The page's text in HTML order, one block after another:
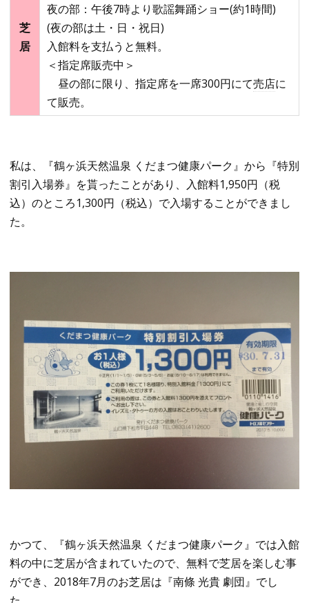
芝
居
夜の部：午後7時より歌謡舞踊ショー(約1時間)
(夜の部は土・日・祝日)
入館料を支払うと無料。
＜指定席販売中＞
昼の部に限り、指定席を一席300円にて売店に
て販売。
私は、『鶴ヶ浜天然温泉 くだまつ健康パーク』から『特別
割引入場券』を貰ったことがあり、入館料1,950円（税
込）のところ1,300円（税込）で入場することができまし
た。
かつて、『鶴ヶ浜天然温泉 くだまつ健康パーク』では入館
料の中に芝居が含まれていたので、無料で芝居を楽しむ事
ができ、2018年7月のお芝居は『南條 光貴 劇団』でし